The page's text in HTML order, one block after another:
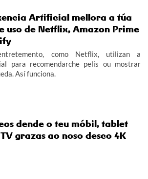
Artificial mellora a túa
uso de Netflix, Amazon Prime
como Netflix, utilizan a
para recomendarche pelis ou mostrar
Así funciona.
dende o teu móbil, tablet
grazas ao noso desco 4K